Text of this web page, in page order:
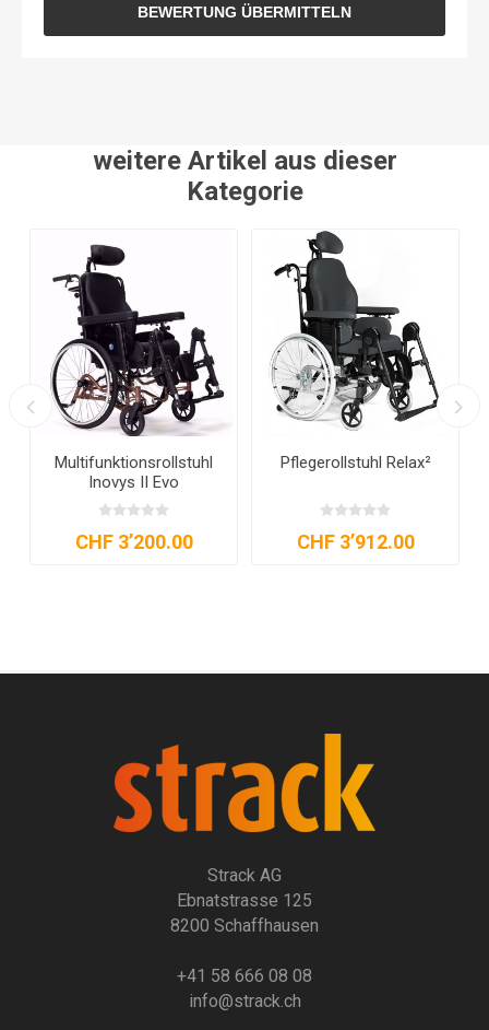
BEWERTUNG ÜBERMITTELN
weitere Artikel aus dieser
Kategorie
Multifunktionsrollstuhl
Inovys II Evo
CHF 3’200.00
Pflegerollstuhl Relax²
CHF 3’912.00
Strack AG
Ebnatstrasse 125
8200 Schaffhausen
+41 58 666 08 08
info@strack.ch